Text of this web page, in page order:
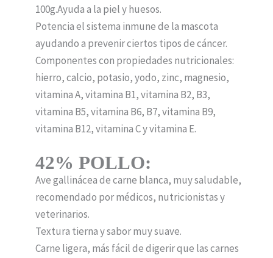
100g.Ayuda a la piel y huesos.
Potencia el sistema inmune de la mascota
ayudando a prevenir ciertos tipos de cáncer.
Componentes con propiedades nutricionales:
hierro, calcio, potasio, yodo, zinc, magnesio,
vitamina A, vitamina B1, vitamina B2, B3,
vitamina B5, vitamina B6, B7, vitamina B9,
vitamina B12, vitamina C y vitamina E.
42% POLLO:
Ave gallinácea de carne blanca, muy saludable,
recomendado por médicos, nutricionistas y
veterinarios.
Textura tierna y sabor muy suave.
Carne ligera, más fácil de digerir que las carnes